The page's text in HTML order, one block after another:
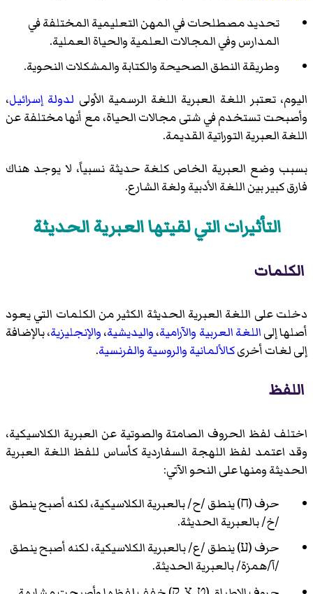
تحديد مصطلحات في المهن التعليمية المختلفة في
المدارس وفي المجالات العلمية والحياة العملية.
وطريقة النطق الصحيحة والكتابة والمشكلات النحوية.
اليوم، تعتبر اللغة العبرية اللغة الرسمية الأولى لدولة إسرائيل،
وأصبحت تستخدم في شتى مجالات الحياة، مع أنها مختلفة عن
اللغة العبرية التوراتية القديمة.
بسبب وضع العبرية الخاص كلغة حديثة نسبياً، لا يوجد هناك
فارق كبير بين اللغة الأدبية ولغة الشارع.
التأثيرات التي لقيتها العبرية الحديثة
الكلمات
دخلت على اللغة العبرية الحديثة الكثير من الكلمات التي يعود
أصلها إلىاللغة العربية والآرامية،واليديشية،والإنجليزية، بالإضافة
إلى لغات أخرىكالألمانيةوالروسيةوالفرنسية.
اللفظ
اختلف لفظ الحروف الصامتة والصوتية عن العبرية الكلاسيكية،
وقد اعتمد لفظ اللهجة السفاردية كأساس للفظ اللغة العبرية
الحديثة ومنها على النحو الآتي:
حرف (ח) ينطق /ح/ بالعبرية الكلاسيكية، لكنه أصبح ينطق
/خ/ بالعبرية الحديثة.
حرف (ע) ينطق /ع/ بالعبرية الكلاسيكية، لكنه أصبح ينطق
/آ/همزة/ بالعبرية الحديثة.